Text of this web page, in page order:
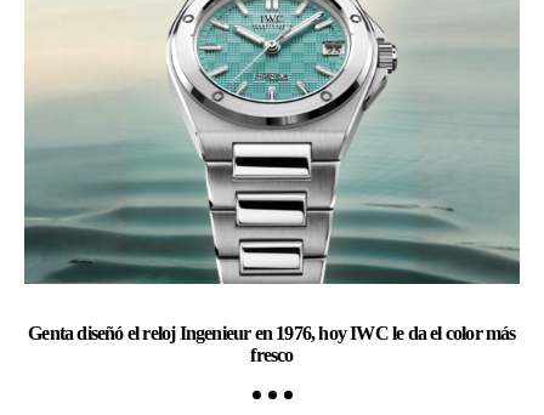
Genta diseñó el reloj Ingenieur en 1976, hoy IWC le da el color más
fresco